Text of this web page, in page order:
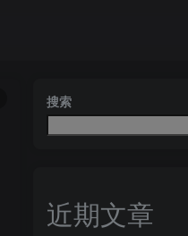
搜索
近期文章